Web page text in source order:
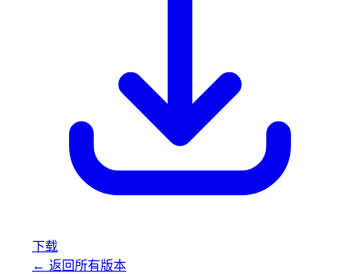
下载
← 返回所有版本